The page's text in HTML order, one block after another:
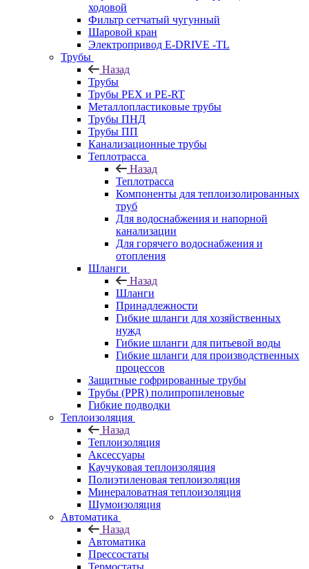
ходовой
Фильтр сетчатый чугунный
Шаровой кран
Электропривод E-DRIVE -TL
Трубы
Назад
Трубы
Трубы PEX и PE-RT
Металлопластиковые трубы
Трубы ПНД
Трубы ПП
Канализационные трубы
Теплотрасса
Назад
Теплотрасса
Компоненты для теплоизолированных
труб
Для водоснабжения и напорной
канализации
Для горячего водоснабжения и
отопления
Шланги
Назад
Шланги
Принадлежности
Гибкие шланги для хозяйственных
нужд
Гибкие шланги для питьевой воды
Гибкие шланги для производственных
процессов
Защитные гофрированные трубы
Трубы (РРR) полипропиленовые
Гибкие подводки
Теплоизоляция
Назад
Теплоизоляция
Аксессуары
Каучуковая теплоизоляция
Полиэтиленовая теплоизоляция
Минераловатная теплоизоляция
Шумоизоляция
Автоматика
Назад
Автоматика
Прессостаты
Термостаты